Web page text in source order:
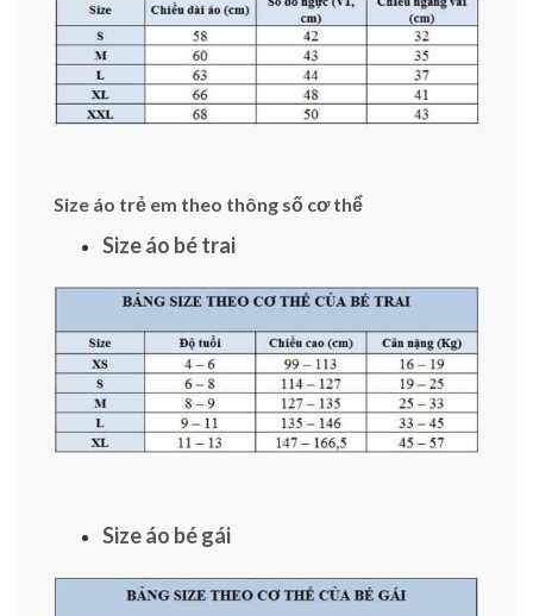
Size áo trẻ em theo thông số cơ thể
Size áo bé trai
Size áo bé gái